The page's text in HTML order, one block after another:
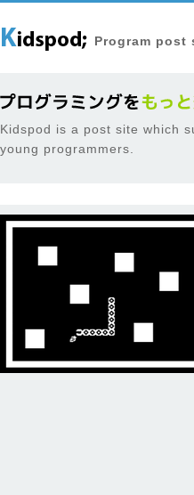
Program post
Kidspod is a post site which
young programmers.